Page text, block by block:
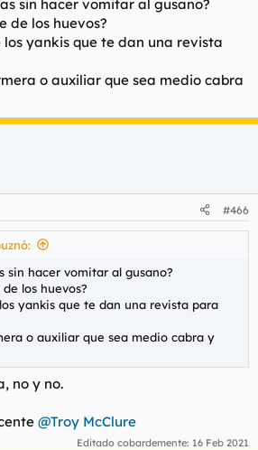
sin hacer vomitar al gusano?
de los huevos?
los yankis que te dan una revista
o auxiliar que sea medio cabra
#466
sin hacer vomitar al gusano?
los huevos?
yankis que te dan una revista para
o auxiliar que sea medio cabra y
no y no.
@Troy McClure
Editado cobardemente: 16 Feb 2021